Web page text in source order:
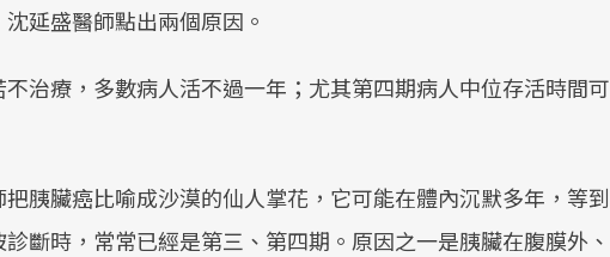
延盛醫師點出兩個原因。
治療，多數病人活不過一年；尤其第四期病人中位存活時間可
把胰臟癌比喻成沙漠的仙人掌花，它可能在體內沉默多年，等到
斷時，常常已經是第三、第四期。原因之一是胰臟在腹膜外、